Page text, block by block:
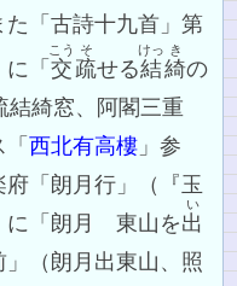
た「古詩十九首」第
に「交
こう
疏
そ
せる結
けっ
綺
き
の
結綺窓、阿閣三重
「西北有高樓 」参
「朗月行」（『玉
に「朗月 東山を出
い
（朗月出東山、照